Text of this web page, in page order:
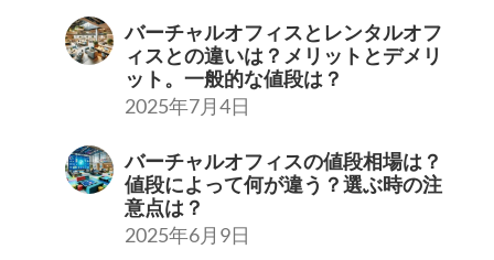
バーチャルオフィスとレンタルオフ
ィスとの違いは？メリットとデメリ
ット。一般的な値段は？
2025年7月4日
バーチャルオフィスの値段相場は？
値段によって何が違う？選ぶ時の注
意点は？
2025年6月9日